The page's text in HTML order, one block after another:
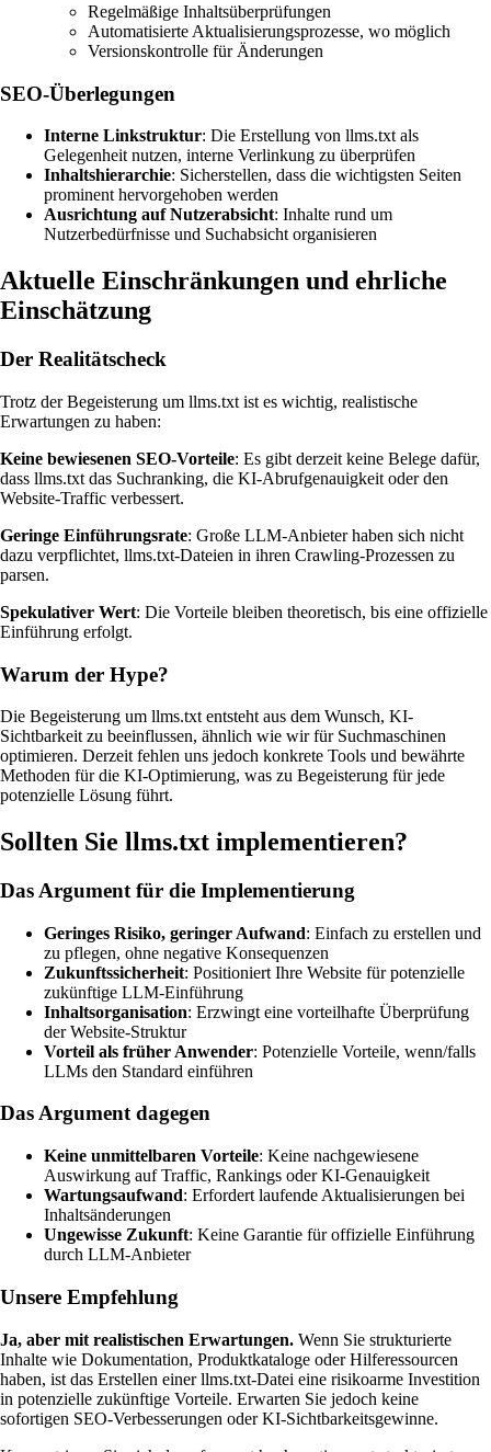
Regelmäßige Inhaltsüberprüfungen
Automatisierte Aktualisierungsprozesse, wo möglich
Versionskontrolle für Änderungen
SEO-Überlegungen
Interne Linkstruktur: Die Erstellung von llms.txt als
Gelegenheit nutzen, interne Verlinkung zu überprüfen
Inhaltshierarchie: Sicherstellen, dass die wichtigsten Seiten
prominent hervorgehoben werden
Ausrichtung auf Nutzerabsicht: Inhalte rund um
Nutzerbedürfnisse und Suchabsicht organisieren
Aktuelle Einschränkungen und ehrliche
Einschätzung
Der Realitätscheck
Trotz der Begeisterung um llms.txt ist es wichtig, realistische
Erwartungen zu haben:
Keine bewiesenen SEO-Vorteile: Es gibt derzeit keine Belege dafür,
dass llms.txt das Suchranking, die KI-Abrufgenauigkeit oder den
Website-Traffic verbessert.
Geringe Einführungsrate: Große LLM-Anbieter haben sich nicht
dazu verpflichtet, llms.txt-Dateien in ihren Crawling-Prozessen zu
parsen.
Spekulativer Wert: Die Vorteile bleiben theoretisch, bis eine offizielle
Einführung erfolgt.
Warum der Hype?
Die Begeisterung um llms.txt entsteht aus dem Wunsch, KI-
Sichtbarkeit zu beeinflussen, ähnlich wie wir für Suchmaschinen
optimieren. Derzeit fehlen uns jedoch konkrete Tools und bewährte
Methoden für die KI-Optimierung, was zu Begeisterung für jede
potenzielle Lösung führt.
Sollten Sie llms.txt implementieren?
Das Argument für die Implementierung
Geringes Risiko, geringer Aufwand: Einfach zu erstellen und
zu pflegen, ohne negative Konsequenzen
Zukunftssicherheit: Positioniert Ihre Website für potenzielle
zukünftige LLM-Einführung
Inhaltsorganisation: Erzwingt eine vorteilhafte Überprüfung
der Website-Struktur
Vorteil als früher Anwender: Potenzielle Vorteile, wenn/falls
LLMs den Standard einführen
Das Argument dagegen
Keine unmittelbaren Vorteile: Keine nachgewiesene
Auswirkung auf Traffic, Rankings oder KI-Genauigkeit
Wartungsaufwand: Erfordert laufende Aktualisierungen bei
Inhaltsänderungen
Ungewisse Zukunft: Keine Garantie für offizielle Einführung
durch LLM-Anbieter
Unsere Empfehlung
Ja, aber mit realistischen Erwartungen. Wenn Sie strukturierte
Inhalte wie Dokumentation, Produktkataloge oder Hilferessourcen
haben, ist das Erstellen einer llms.txt-Datei eine risikoarme Investition
in potenzielle zukünftige Vorteile. Erwarten Sie jedoch keine
sofortigen SEO-Verbesserungen oder KI-Sichtbarkeitsgewinne.